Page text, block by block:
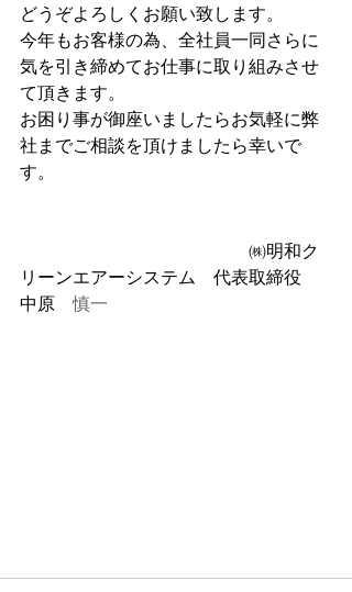
どうぞよろしくお願い致します。
今年もお客様の為、全社員一同さらに
気を引き締めてお仕事に取り組みさせ
て頂きます。
お困り事が御座いましたらお気軽に弊
社までご相談を頂けましたら幸いで
す。
㈱明和ク
リーンエアーシステム　代表取締役
中原 慎一